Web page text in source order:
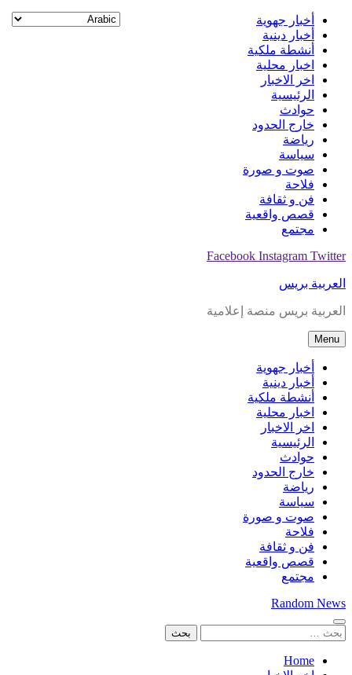
Skip
content
أخبار جهوية
أخبار دينية
أنشطة ملكية
اخبار محلية
اخر الاخبار
الرئيسية
حوادث
خارج الحدود
رياضة
سياسة
صوت و صورة
فلاحة
فن و ثقافة
قصص واقعية
مجتمع
Facebook Instagram Twitter
العربية بريس
العربية بريس منصة إعلامية
Menu
أخبار جهوية
أخبار دينية
أنشطة ملكية
اخبار محلية
اخر الاخبار
الرئيسية
حوادث
خارج الحدود
رياضة
سياسة
صوت و صورة
فلاحة
فن و ثقافة
قصص واقعية
مجتمع
Random News
البحث
Home